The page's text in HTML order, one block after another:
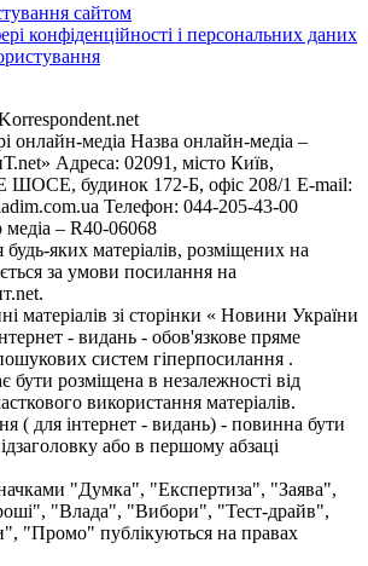
сайтом
конфіденційності і персональних даних
онлайн-медіа Назва онлайн-медіа –
Адреса: 02091, місто Київ,
будинок 172-Б, офіс 208/1 E-mail:
Телефон: 044-205-43-00
медіа – R40-06068
яких матеріалів, розміщених на
за умови посилання на
матеріалів зі сторінки « Новини України
- видань - обов'язкове пряме
систем гіперпосилання .
бути розміщена в незалежності від
використання матеріалів.
( для інтернет - видань) - повинна бути
або в першому абзаці
"Думка", "Експертиза", "Заява",
"Влада", "Вибори", "Тест-драйв",
"Промо" публікуються на правах